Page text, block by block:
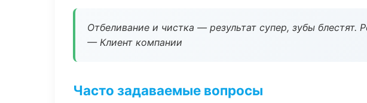
Отбеливание и чистка — результат супер, зубы блестят.
— Клиент компании
Часто задаваемые вопросы